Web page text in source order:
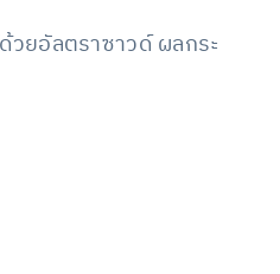
วยอัลตราซาวด์ ผลกระ